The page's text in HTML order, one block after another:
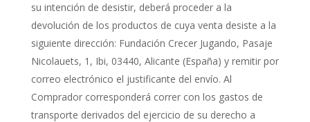
su intención de desistir, deberá proceder a la
devolución de los productos de cuya venta desiste a la
siguiente dirección: Fundación Crecer Jugando, Pasaje
Nicolauets, 1, Ibi, 03440, Alicante (España) y remitir por
correo electrónico el justificante del envío. Al
Comprador corresponderá correr con los gastos de
transporte derivados del ejercicio de su derecho a